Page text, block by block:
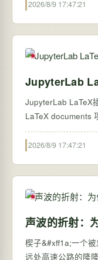
2026/8/9 17:47:21
JupyterLab
JupyterLab LaTeX
2026/8/9 17:47:21
声波的折射：
楔子&#xff1a;一个
远处高速公路的隆